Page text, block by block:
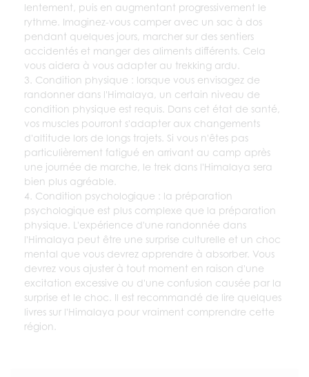
lentement, puis en augmentant progressivement le
rythme. Imaginez-vous camper avec un sac à dos
pendant quelques jours, marcher sur des sentiers
accidentés et manger des aliments différents. Cela
vous aidera à vous adapter au trekking ardu.
3. Condition physique : lorsque vous envisagez de
randonner dans l'Himalaya, un certain niveau de
condition physique est requis. Dans cet état de santé,
vos muscles pourront s'adapter aux changements
d'altitude lors de longs trajets. Si vous n'êtes pas
particulièrement fatigué en arrivant au camp après
une journée de marche, le trek dans l'Himalaya sera
bien plus agréable.
4. Condition psychologique : la préparation
psychologique est plus complexe que la préparation
physique. L'expérience d'une randonnée dans
l'Himalaya peut être une surprise culturelle et un choc
mental que vous devrez apprendre à absorber. Vous
devrez vous ajuster à tout moment en raison d'une
excitation excessive ou d'une confusion causée par la
surprise et le choc. Il est recommandé de lire quelques
livres sur l'Himalaya pour vraiment comprendre cette
région.